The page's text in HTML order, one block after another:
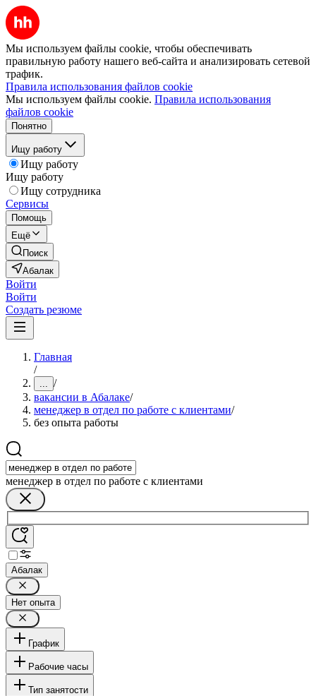
Мы используем файлы cookie, чтобы обеспечивать
правильную работу нашего веб-сайта и анализировать сетевой
трафик.
Правила использования файлов cookie
Мы используем файлы cookie. Правила использования
файлов cookie
Понятно
Ищу работу
Ищу работу
Ищу работу
Ищу сотрудника
Сервисы
Помощь
Ещё
Поиск
Абалак
Войти
Войти
Создать резюме
Главная
/
... /
вакансии в Абалаке/
менеджер в отдел по работе с клиентами/
без опыта работы
менеджер в отдел по работе с клиентами
Абалак
Нет опыта
График
Рабочие часы
Тип занятости